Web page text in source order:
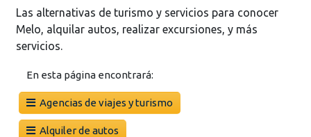
Las alternativas de turismo y servicios para conocer
Melo, alquilar autos, realizar excursiones, y más
servicios.
En esta página encontrará:
Agencias de viajes y turismo
Alquiler de autos